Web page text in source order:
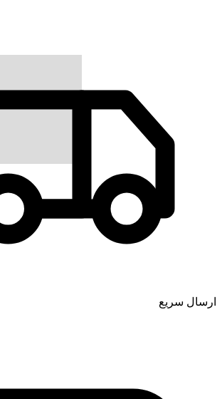
ارسال سریع